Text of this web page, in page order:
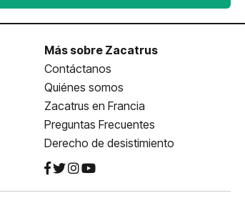
Más sobre Zacatrus
Contáctanos
Quiénes somos
Zacatrus en Francia
Preguntas Frecuentes
Derecho de desistimiento